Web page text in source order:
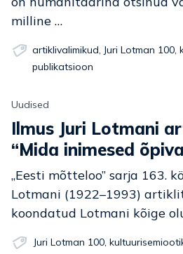
milline …
artiklivalimikud, Juri Lotman 100,
publikatsioon
Uudised
Ilmus Juri Lotmani artiklikogumik
“Mida inimesed
„Eesti mõtteloo” sarja 163.
Lotmani (1922–1993)
koondatud Lotmani kõige
Juri Lotman 100,